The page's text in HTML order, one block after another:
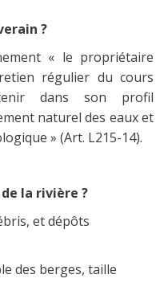
?
« le propriétaire
régulier du cours
dans son profil
naturel des eaux et
» (Art. L215-14).
la rivière ?
et dépôts
des berges, taille